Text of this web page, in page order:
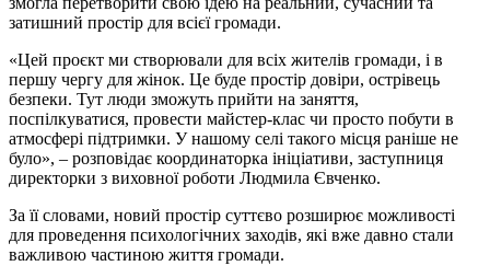
затишний простір для всієї громади.
«Цей проєкт ми створювали для всіх жителів громади, і в
першу чергу для жінок. Це буде простір довіри, острівець
безпеки. Тут люди зможуть прийти на заняття,
поспілкуватися, провести майстер-клас чи просто побути в
атмосфері підтримки. У нашому селі такого місця раніше не
було», – розповідає координаторка ініціативи, заступниця
директорки з виховної роботи Людмила Євченко.
За її словами, новий простір суттєво розширює можливості
для проведення психологічних заходів, які вже давно стали
важливою частиною життя громади.